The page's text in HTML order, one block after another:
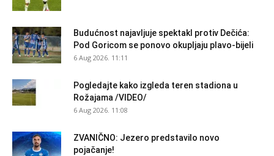
Budućnost najavljuje spektakl protiv Dečića:
Pod Goricom se ponovo okupljaju plavo-bijeli
6 Aug 2026. 11:11
Pogledajte kako izgleda teren stadiona u
Rožajama /VIDEO/
6 Aug 2026. 11:08
ZVANIČNO: Jezero predstavilo novo
pojačanje!